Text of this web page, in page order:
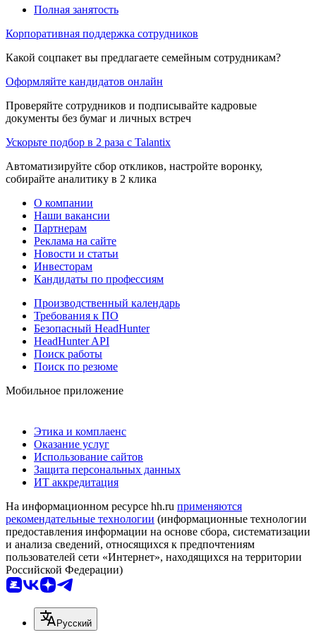
Полная занятость
Корпоративная поддержка сотрудников
Какой соцпакет вы предлагаете семейным сотрудникам?
Оформляйте кандидатов онлайн
Проверяйте сотрудников и подписывайте кадровые
документы без бумаг и личных встреч
Ускорьте подбор в 2 раза с Talantix
Автоматизируйте сбор откликов, настройте воронку,
собирайте аналитику в 2 клика
О компании
Наши вакансии
Партнерам
Реклама на сайте
Новости и статьи
Инвесторам
Кандидаты по профессиям
Производственный календарь
Требования к ПО
Безопасный HeadHunter
HeadHunter API
Поиск работы
Поиск по резюме
Мобильное приложение
Этика и комплаенс
Оказание услуг
Использование сайтов
Защита персональных данных
ИТ аккредитация
На информационном ресурсе hh.ru применяются
рекомендательные технологии (информационные технологии
предоставления информации на основе сбора, систематизации
и анализа сведений, относящихся к предпочтениям
пользователей сети «Интернет», находящихся на территории
Российской Федерации)
Русский